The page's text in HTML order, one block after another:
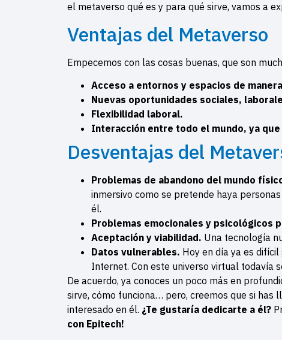
el metaverso qué es y para qué sirve, vamos a
Ventajas del Metaverso
Empecemos con las cosas buenas, que son
Acceso a entornos y espacios de
Nuevas oportunidades sociales,
Flexibilidad laboral.
Interacción entre todo el mundo, ya
Desventajas del
Problemas de abandono del mundo
inmersivo como se pretende haya
él.
Problemas emocionales y psicológicos
Aceptación y viabilidad. Una tecnología
Datos vulnerables. Hoy en día ya es
Internet. Con este universo virtual todavía
De acuerdo, ya conoces un poco más en
sirve, cómo funciona… pero, creemos que si has
interesado en él. ¿Te gustaría dedicarte a él?
con Epitech!